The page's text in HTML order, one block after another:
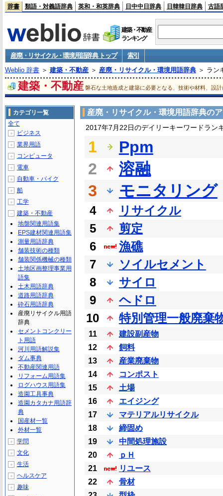
辞書 類語・対義語辞典 英和・和英辞典 日中中日辞典 日韓韓日辞典 古語
建築・不動産
ランキング
産廃・リサイクル・環境用語辞典 トップ
索引
Weblio 辞書＞ 建築・不動産＞ 産廃・リサイクル・環境用語辞典＞ ラン
建築・不動産 磐石な土地造成と建築に必要となる、技術や材料、設
産廃・リサイクル・環境用語辞典の
2017年7月22日のデイリーキーワードラン
1
Ppm
2
溶融
3
モニタリング
4
リサイクル
5
剪定
6
漁礁
7
ソイルセメント
8
サイロ
9
ヘドロ
10
特別管理一般廃棄
11
建設副産物
12
飼料
13
産業廃棄物
14
コンポスト
15
土場
16
エイジング
17
マテリアルリサイクル
18
締固め
19
中間処理施設
20
ｐＨ
21
リユース
22
骨材
カテゴリ一覧
全て
＋ ビジネス
＋ 業界用語
＋ コンピュータ
＋ 電車
＋ 自動車・バイク
＋ 船
＋ 工学
－
建築・不動産
地盤関連用語集
EPS建材関連用語集
測量用語辞典
舗装技術の種類
舗装関係機械の種類
土地区画整理事業用
語集
土木用語辞典
道路用語辞典
砕石用語辞典
産廃リサイクル用語
辞典
セメントコンクリー
ト用語
河川用語解説集
ダム事典
不動産関連用語
リフォーム用語集
ログハウス用語集
造園工具事典
造園カタカナ用語辞
典
国産材一覧
外材一覧
＋ 学問
＋ 文化
＋ 生活
＋ ヘルスケア
＋ 趣味